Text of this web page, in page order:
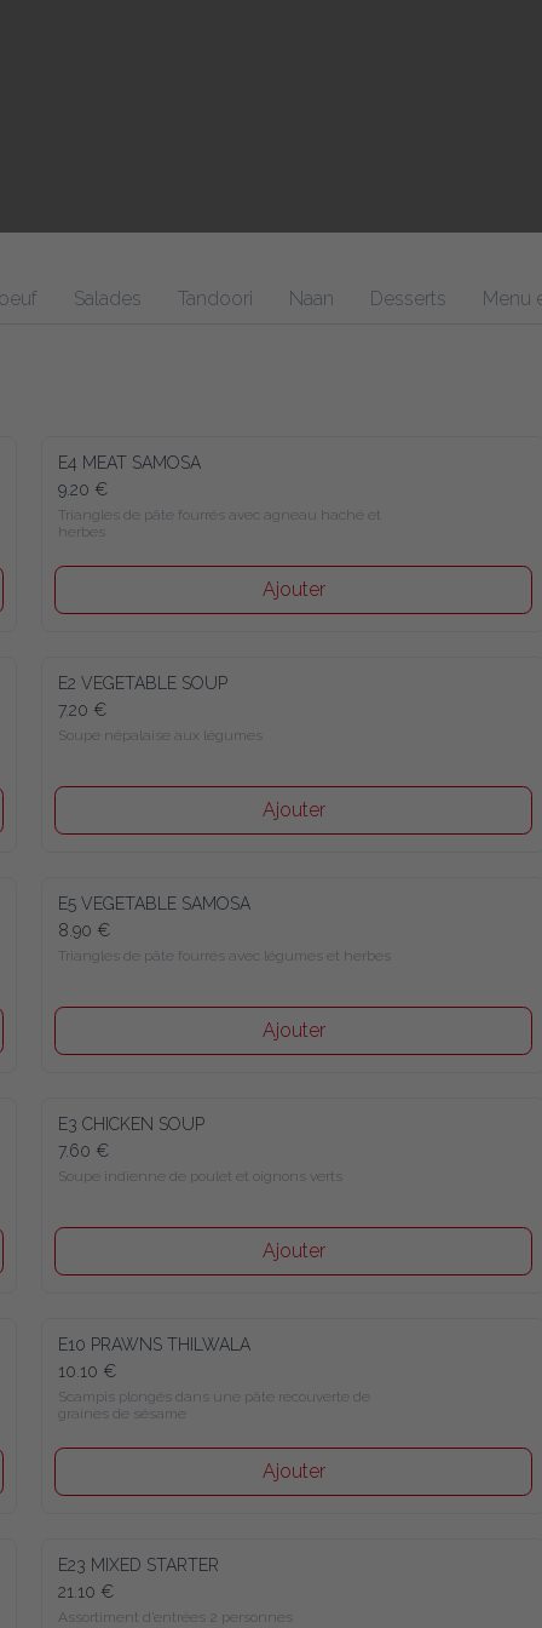
Salades Tandoori Naan Desserts Menu
E4 MEAT SAMOSA
9.20 €
Triangles de pâte fourrés avec agneau haché et
herbes
Ajouter
E2 VEGETABLE SOUP
7.20 €
Soupe népalaise aux légumes
Ajouter
E5 VEGETABLE SAMOSA
8.90 €
Triangles de pâte fourrés avec légumes et herbes
Ajouter
E3 CHICKEN SOUP
7.60 €
Soupe indienne de poulet et oignons verts
Ajouter
E10 PRAWNS THILWALA
10.10 €
Scampis plongés dans une pâte recouverte de
graines de sésame
Ajouter
E23 MIXED STARTER
21.10 €
Assortiment d’entrées 2 personnes